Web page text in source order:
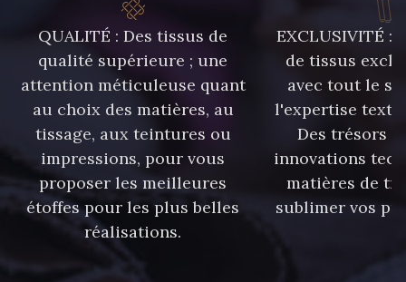
QUALITÉ : Des tissus de
qualité supérieure ; une
attention méticuleuse quant
au choix des matières, au
tissage, aux teintures ou
impressions, pour vous
proposer les meilleures
étoffes pour les plus belles
réalisations.
EXCLUSIVITÉ :
de tissus
avec tout le
l'expertise
Des trésors
innovations
matières de
sublimer vos